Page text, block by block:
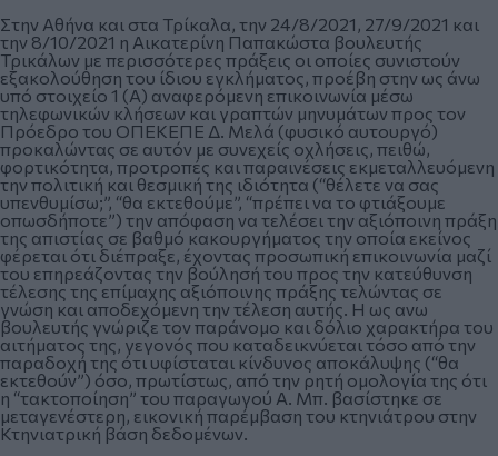
Στην Αθήνα και στα Τρίκαλα, την 24/8/2021, 27/9/2021 και
την 8/10/2021 η Αικατερίνη Παπακώστα βουλευτής
Τρικάλων με περισσότερες πράξεις οι οποίες συνιστούν
εξακολούθηση του ίδιου εγκλήματος, προέβη στην ως άνω
υπό στοιχείο 1 (Α) αναφερόμενη επικοινωνία μέσω
τηλεφωνικών κλήσεων και γραπτών μηνυμάτων προς τον
Πρόεδρο του ΟΠΕΚΕΠΕ Δ. Μελά (φυσικό αυτουργό)
προκαλώντας σε αυτόν με συνεχείς οχλήσεις, πειθώ,
φορτικότητα, προτροπές και παραινέσεις εκμεταλλευόμενη
την πολιτική και θεσμική της ιδιότητα (“θέλετε να σας
υπενθυμίσω;”, “θα εκτεθούμε”, “πρέπει να το φτιάξουμε
οπωσδήποτε”) την απόφαση να τελέσει την αξιόποινη πράξη
της απιστίας σε βαθμό κακουργήματος την οποία εκείνος
φέρεται ότι διέπραξε, έχοντας προσωπική επικοινωνία μαζί
του επηρεάζοντας την βούλησή του προς την κατεύθυνση
τέλεσης της επίμαχης αξιόποινης πράξης τελώντας σε
γνώση και αποδεχόμενη την τέλεση αυτής. Η ως ανω
βουλευτής γνώριζε τον παράνομο και δόλιο χαρακτήρα του
αιτήματος της, γεγονός που καταδεικνύεται τόσο από την
παραδοχή της ότι υφίσταται κίνδυνος αποκάλυψης (“θα
εκτεθούν”) όσο, πρωτίστως, από την ρητή ομολογία της ότι
η “τακτοποίηση” του παραγωγού Α. Μπ. βασίστηκε σε
μεταγενέστερη, εικονική παρέμβαση του κτηνιάτρου στην
Κτηνιατρική βάση δεδομένων.